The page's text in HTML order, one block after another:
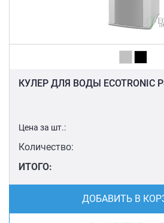
КУЛЕР ДЛЯ ВОДЫ ECOTRONIC
Цена за шт.:
Количество:
ИТОГО:
ДОБАВИТЬ В